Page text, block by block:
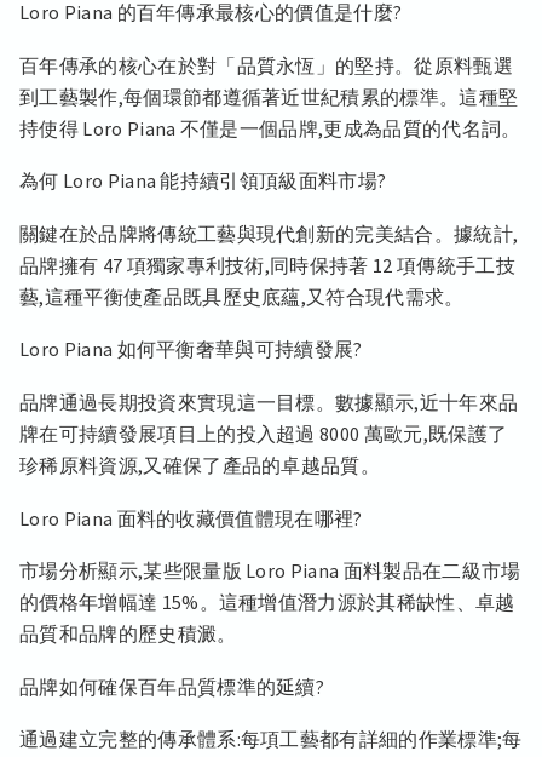
Loro Piana 的百年傳承最核心的價值是什麼?
百年傳承的核心在於對「品質永恆」的堅持。從原料甄選
到工藝製作,每個環節都遵循著近世紀積累的標準。這種堅
持使得 Loro Piana 不僅是一個品牌,更成為品質的代名詞。
為何 Loro Piana 能持續引領頂級面料市場?
關鍵在於品牌將傳統工藝與現代創新的完美結合。據統計,
品牌擁有 47 項獨家專利技術,同時保持著 12 項傳統手工技
藝,這種平衡使產品既具歷史底蘊,又符合現代需求。
Loro Piana 如何平衡奢華與可持續發展?
品牌通過長期投資來實現這一目標。數據顯示,近十年來品
牌在可持續發展項目上的投入超過 8000 萬歐元,既保護了
珍稀原料資源,又確保了產品的卓越品質。
Loro Piana 面料的收藏價值體現在哪裡?
市場分析顯示,某些限量版 Loro Piana 面料製品在二級市場
的價格年增幅達 15%。這種增值潛力源於其稀缺性、卓越
品質和品牌的歷史積澱。
品牌如何確保百年品質標準的延續?
通過建立完整的傳承體系:每項工藝都有詳細的作業標準;每